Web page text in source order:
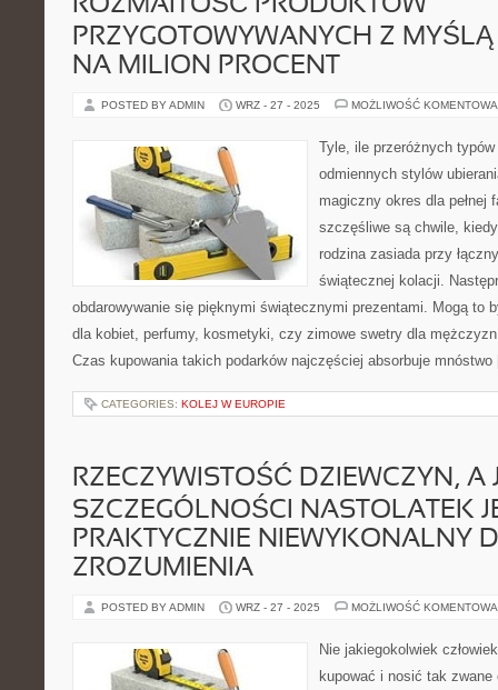
ROZMAITOŚĆ PRODUKTÓW
PRZYGOTOWYWANYCH Z
NA MILION PROCENT
POSTED BY ADMIN WRZ - 27 - 2025 MOŻLIWOŚĆ
Tyle, ile przeróżnych
odmiennych stylów
magiczny okres dla
szczęśliwe są chwile, kiedy
rodzina zasiada przy
świątecznej kolacji.
obdarowywanie się pięknymi świątecznymi prezentami. Mogą to
dla kobiet, perfumy, kosmetyki, czy zimowe swetry dla
Czas kupowania takich podarków najczęściej absorbuje
CATEGORIES: KOLEJ W EUROPIE
RZECZYWISTOŚĆ DZIEWCZYN, A
SZCZEGÓLNOŚCI NASTOLATEK
PRAKTYCZNIE NIEWYKONALNY
ZROZUMIENIA
POSTED BY ADMIN WRZ - 27 - 2025 MOŻLIWOŚĆ
Nie jakiegokolwiek
kupować i nosić tak